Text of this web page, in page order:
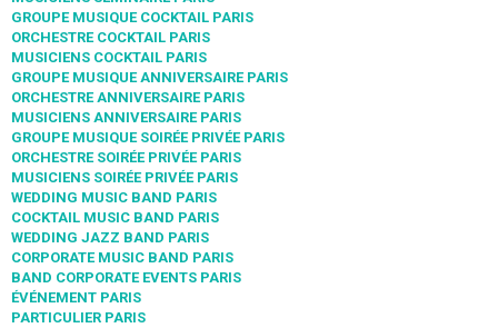
GROUPE MUSIQUE COCKTAIL PARIS
ORCHESTRE COCKTAIL PARIS
MUSICIENS COCKTAIL PARIS
GROUPE MUSIQUE ANNIVERSAIRE PARIS
ORCHESTRE ANNIVERSAIRE PARIS
MUSICIENS ANNIVERSAIRE PARIS
GROUPE MUSIQUE SOIRÉE PRIVÉE PARIS
ORCHESTRE SOIRÉE PRIVÉE PARIS
MUSICIENS SOIRÉE PRIVÉE PARIS
WEDDING MUSIC BAND PARIS
COCKTAIL MUSIC BAND PARIS
WEDDING JAZZ BAND PARIS
CORPORATE MUSIC BAND PARIS
BAND CORPORATE EVENTS PARIS
ÉVÉNEMENT PARIS
PARTICULIER PARIS